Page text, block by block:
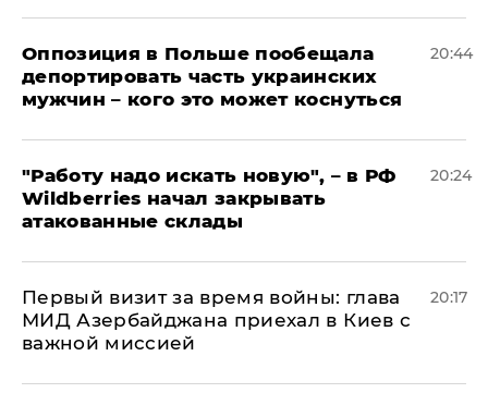
Оппозиция в Польше пообещала
депортировать часть украинских
мужчин – кого это может коснуться
20:44
"Работу надо искать новую", – в РФ
Wildberries начал закрывать
атакованные склады
20:24
Первый визит за время войны: глава
МИД Азербайджана приехал в Киев с
важной миссией
20:17